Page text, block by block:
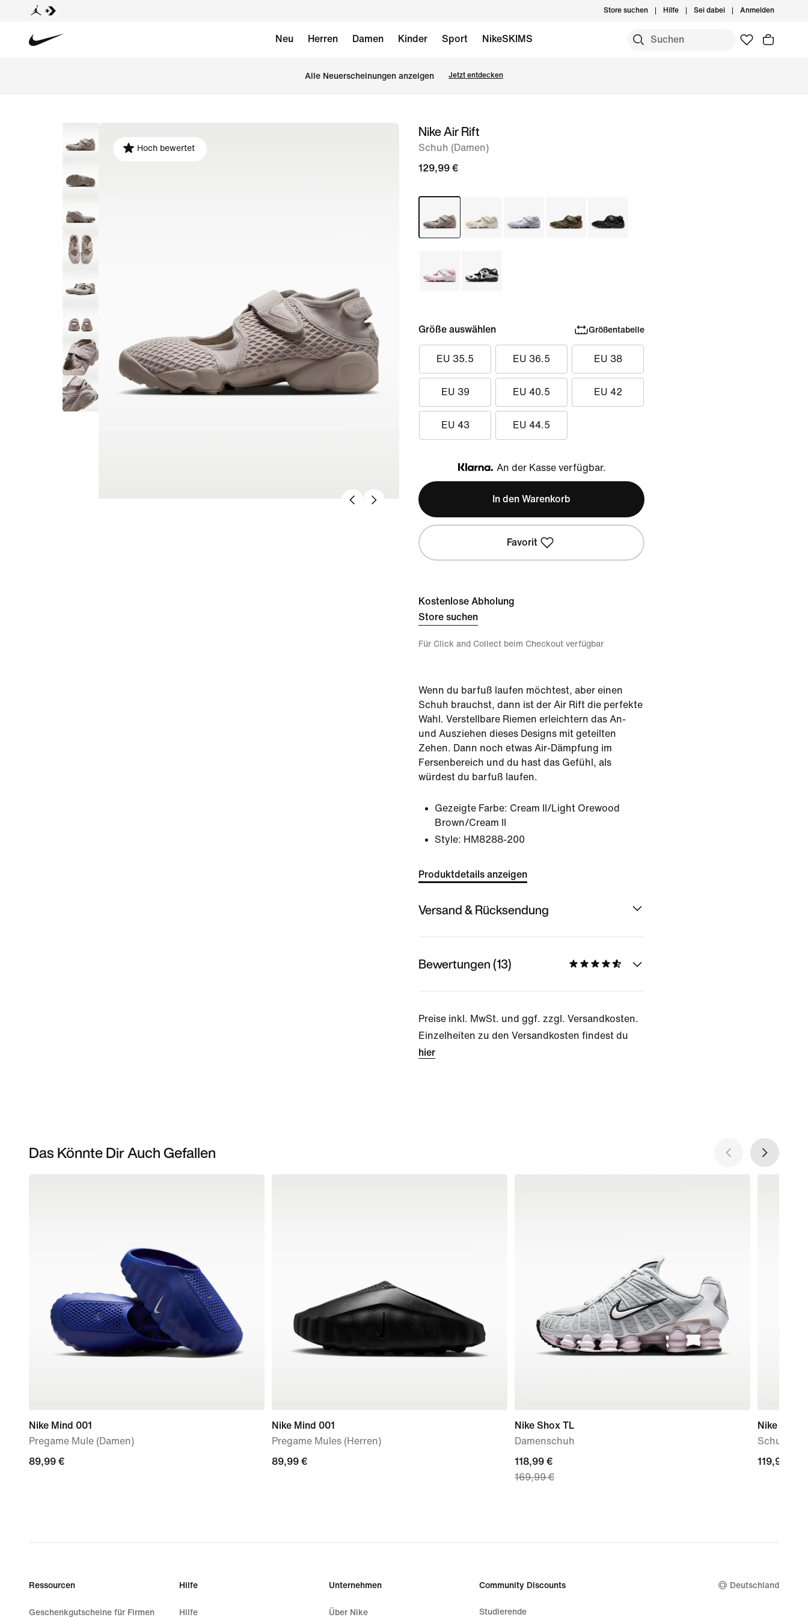
Store suchen Hilfe Sei dabei Anmelden
Neu Herren Damen Kinder Sport NikeSKIMS
Alle Neuerscheinungen anzeigen Jetzt entdecken
Bild 1
Hoch bewertet
Nike Air Rift
Schuh (Damen)
129,99 €
Größe auswählen Größentabelle
EU 35.5 EU 36.5 EU 38
EU 39 EU 40.5 EU 42
EU 43 EU 44.5
Klarna
An der Kasse verfügbar.
In den Warenkorb
Favorit
Kostenlose Abholung
Store suchen
Für Click and Collect beim Checkout verfügbar
Wenn du barfuß laufen möchtest, aber einen
Schuh brauchst, dann ist der Air Rift die perfekte
Wahl. Verstellbare Riemen erleichtern das An-
und Ausziehen dieses Designs mit geteilten
Zehen. Dann noch etwas Air-Dämpfung im
Fersenbereich und du hast das Gefühl, als
würdest du barfuß laufen.
Gezeigte Farbe: Cream II/Light Orewood
Brown/Cream II
Style: HM8288-200
Produktdetails anzeigen
Versand & Rücksendung
Bewertungen (13)
Preise inkl. MwSt. und ggf. zzgl. Versandkosten.
Einzelheiten zu den Versandkosten findest du
hier
Das Könnte Dir Auch Gefallen
Nike Mind 001
Pregame Mule (Damen)
89,99 €
89,99 €
Nike Mind 001
Pregame Mules (Herren)
89,99 €
89,99 €
Nike Shox TL
Damenschuh
current
price
169,99 €
118,99 €
169,99 €
Nike P-
Schuh
119,99 €
119,99 €
Ressourcen
Geschenkgutscheine für Firmen
Hilfe
Hilfe
Unternehmen
Über Nike
Community Discounts
Studierende
Deutschland